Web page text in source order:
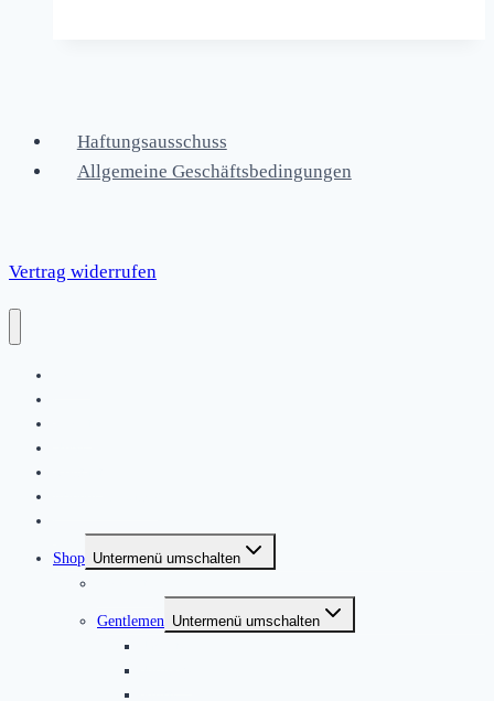
Haftungsausschuss
Allgemeine Geschäftsbedingungen
Vertrag widerrufen
Shop Untermenü umschalten
Gentlemen Untermenü umschalten